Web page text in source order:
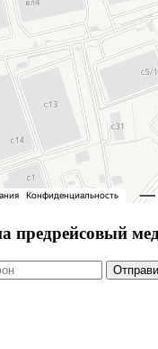
предрейсовый